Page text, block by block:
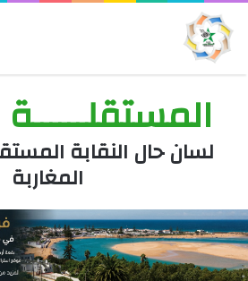
لسان حال النقابة
المغاربة